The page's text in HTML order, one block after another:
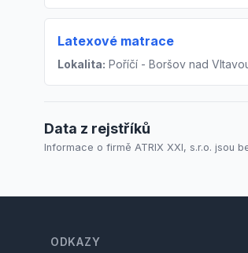
Latexové matrace
Lokalita: Poříčí - Boršov nad
Data z rejstříků
Informace o firmě ATRIX XXI, s.r.o. jsou
ODKAZY